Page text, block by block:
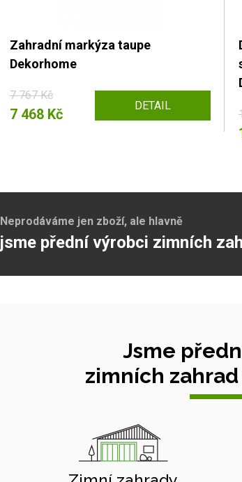
Zahradní markýza taupe
Dekorhome
7 767 Kč
7 468 Kč DETAIL
Neprodáváme jen zboží, ale hlavně
jsme přední výrobci zimních
Jsme
zimních